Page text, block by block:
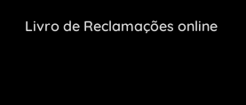
Livro de Reclamações online